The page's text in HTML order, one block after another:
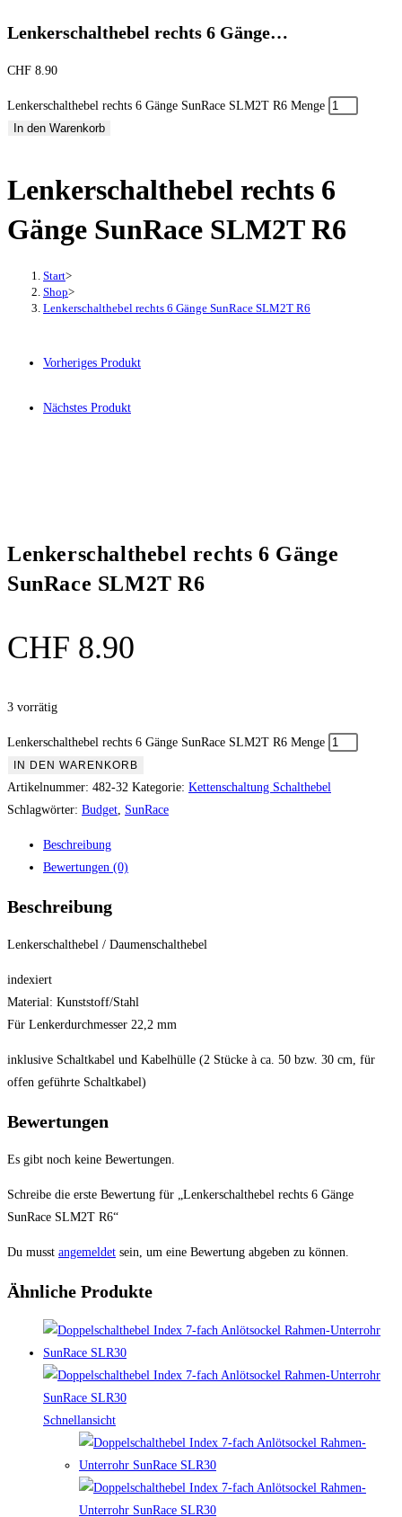
Lenkerschalthebel rechts 6 Gänge…
CHF 8.90
Lenkerschalthebel rechts 6 Gänge SunRace SLM2T R6 Menge
In den Warenkorb
Lenkerschalthebel rechts 6
Gänge SunRace SLM2T R6
Start>
Shop>
Lenkerschalthebel rechts 6 Gänge SunRace SLM2T R6
Vorheriges Produkt
Nächstes Produkt
Lenkerschalthebel rechts 6 Gänge
SunRace SLM2T R6
CHF 8.90
3 vorrätig
Lenkerschalthebel rechts 6 Gänge SunRace SLM2T R6 Menge
IN DEN WARENKORB
Artikelnummer: 482-32 Kategorie: Kettenschaltung Schalthebel
Schlagwörter: Budget SunRace
Beschreibung
Bewertungen (0)
Beschreibung
Lenkerschalthebel / Daumenschalthebel
indexiert
Material: Kunststoff/Stahl
Für Lenkerdurchmesser 22,2 mm
inklusive Schaltkabel und Kabelhülle (2 Stücke à ca. 50 bzw. 30 cm, für
offen geführte Schaltkabel)
Bewertungen
Es gibt noch keine Bewertungen.
Schreibe die erste Bewertung für „Lenkerschalthebel rechts 6 Gänge
SunRace SLM2T R6“
Du musst angemeldet sein, um eine Bewertung abgeben zu können.
Ähnliche Produkte
Schnellansicht